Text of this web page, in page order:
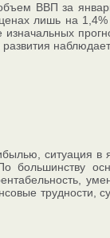
ВВП за
лишь на
ситуация
большинству
трудности,